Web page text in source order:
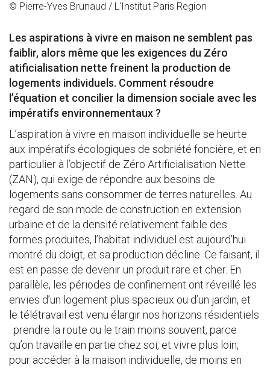
© Pierre-Yves Brunaud / L'Institut Paris Region
Les aspirations à vivre en maison ne semblent pas
faiblir, alors même que les exigences du Zéro
atificialisation nette freinent la production de
logements individuels. Comment résoudre
l’équation et concilier la dimension sociale avec les
impératifs environnementaux ?
L’aspiration à vivre en maison individuelle se heurte
aux impératifs écologiques de sobriété foncière, et en
particulier à l’objectif de Zéro Artificialisation Nette
(ZAN), qui exige de répondre aux besoins de
logements sans consommer de terres naturelles. Au
regard de son mode de construction en extension
urbaine et de la densité relativement faible des
formes produites, l’habitat individuel est aujourd’hui
montré du doigt, et sa production décline. Ce faisant, il
est en passe de devenir un produit rare et cher. En
parallèle, les périodes de confinement ont réveillé les
envies d’un logement plus spacieux ou d’un jardin, et
le télétravail est venu élargir nos horizons résidentiels
: prendre la route ou le train moins souvent, parce
qu’on travaille en partie chez soi, et vivre plus loin,
pour accéder à la maison individuelle, de moins en